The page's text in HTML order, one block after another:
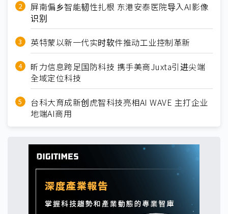
屏南偏乡智能韧性扎根 东港安泰医院导入AI影像
识别
英特蒙以新一代实时软件推动工业控制革新
昕力信息跨足国防科技 携手美商Juxta引进尖端
全域定位科技
台科大育成新创虎智科技亮相AI WAVE 主打企业
地端AI商用